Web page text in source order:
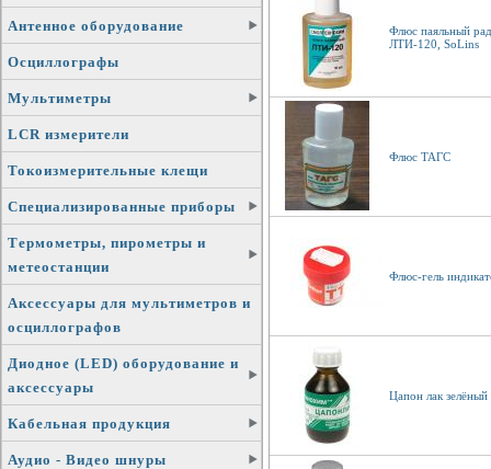
Антенное оборудование
Осциллографы
Мультиметры
LCR измерители
Токоизмерительные клещи
Специализированные приборы
Термометры, пирометры и
метеостанции
Аксессуары для мультиметров и
осциллографов
Диодное (LED) оборудование и
аксессуары
Кабельная продукция
Аудио - Видео шнуры
Флюс паяльный
ЛТИ-120, SoLins
Флюс ТАГС
Флюс-гель
Цапон лак зелёный